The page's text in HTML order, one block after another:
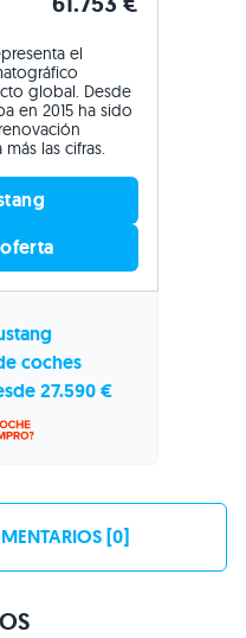
el
global. Desde
en 2015 ha sido
las cifras.
coches
27.590 €
[0]